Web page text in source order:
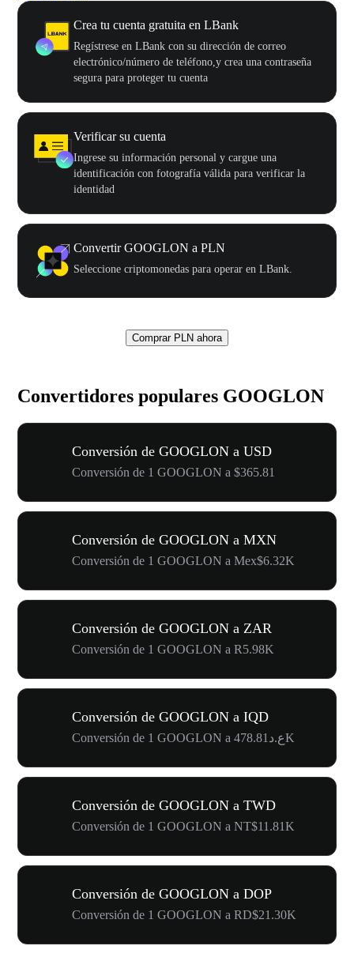
Crea tu cuenta gratuita en LBank
Regístrese en LBank con su dirección de correo
electrónico/número de teléfono,y crea una contraseña
segura para proteger tu cuenta
Verificar su cuenta
Ingrese su información personal y cargue una
identificación con fotografía válida para verificar la
identidad
Convertir GOOGLON a PLN
Seleccione criptomonedas para operar en LBank.
Comprar PLN ahora
Convertidores populares GOOGLON
Conversión de GOOGLON a USD
Conversión de 1 GOOGLON a $365.81
Conversión de GOOGLON a MXN
Conversión de 1 GOOGLON a Mex$6.32K
Conversión de GOOGLON a ZAR
Conversión de 1 GOOGLON a R5.98K
Conversión de GOOGLON a IQD
Conversión de 1 GOOGLON a ع.د478.81K
Conversión de GOOGLON a TWD
Conversión de 1 GOOGLON a NT$11.81K
Conversión de GOOGLON a DOP
Conversión de 1 GOOGLON a RD$21.30K